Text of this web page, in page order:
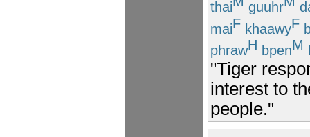
thai guuhr
maiF khaawyF
phrawH bpenM
"Tiger
interest to
people."